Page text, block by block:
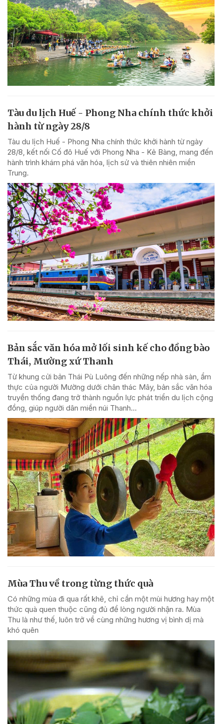
Tàu du lịch Huế - Phong Nha chính thức khởi
hành từ ngày 28/8
Tàu du lịch Huế - Phong Nha chính thức khởi hành từ ngày
28/8, kết nối Cố đô Huế với Phong Nha - Kẻ Bàng, mang đến
hành trình khám phá văn hóa, lịch sử và thiên nhiên miền
Trung.
Bản sắc văn hóa mở lối sinh kế cho đồng bào
Thái, Mường xứ Thanh
Từ khung cửi bản Thái Pù Luông đến những nếp nhà sàn, ẩm
thực của người Mường dưới chân thác Mây, bản sắc văn hóa
truyền thống đang trở thành nguồn lực phát triển du lịch cộng
đồng, giúp người dân miền núi Thanh...
Mùa Thu về trong từng thức quà
Có những mùa đi qua rất khẽ, chỉ cần một mùi hương hay một
thức quà quen thuộc cũng đủ để lòng người nhận ra. Mùa
Thu là như thế, luôn trở về cùng những hương vị bình dị mà
khó quên